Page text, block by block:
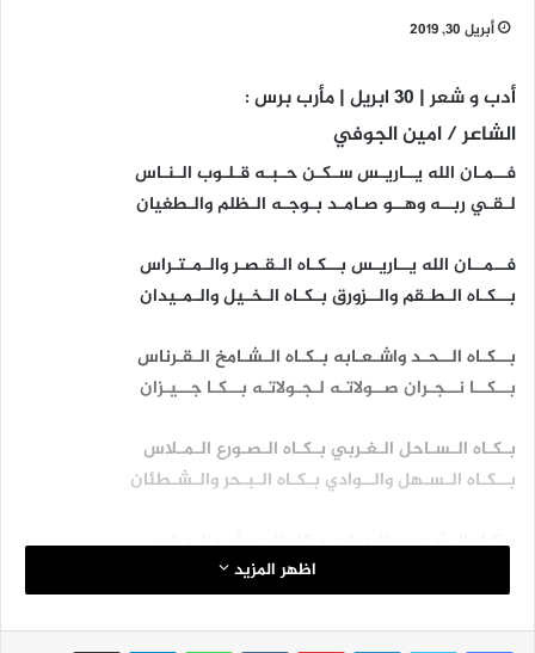
أبريل 30, 2019
أدب و شعر | 30 ابريل | مأرب برس :
الشاعر / امين الجوفي
فــمـان الله يــاريـس سـكـن حـبـه قـلـوب الـنـاس
لـقـي ربــه وهــو صـامـد بـوجـه الـظلم والـطغيان
فــمــان الله يــاريـس بــكـاه الـقـصـر والـمـتـراس
بــكـاه الـطـقم والــزورق بـكـاه الـخـيل والـمـيدان
بــكـاه الــحـد واشـعـابه بـكـاه الـشـامخ الـقـرناس
بــكــا نــجـران صــولاتـه لـجـولاتـه بــكـا جــيـزان
بـكـاه الـسـاحل الـغـربي بـكـاه الـصـورع الـمـلاس
بــكـاه الـسـهل والــوادي بـكـاه الـبـحر والـشـطئان
بـكـاه الـشـعب والـدولـه بـكاه الـجيش والـحراس
بــكـاه الـقـايـد الاعــلـى وريـــس هـيـئـة الأركـــان
بــكـا الــزلـزال والـقـاهر بـكـا الـقـناص والـتـرباس
اظهر المزيد